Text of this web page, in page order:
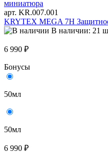
арт. KR.007.001
KRYTEX MEGA 7H
В наличии: 21
6 990 ₽
Бонусы
50мл
50мл
6 990 ₽